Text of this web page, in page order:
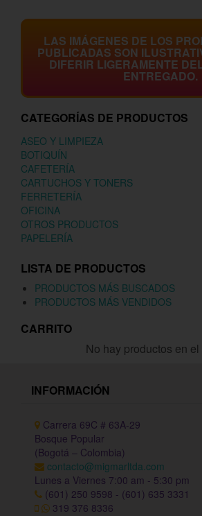
LAS IMÁGENES DE LOS
PUBLICADAS SON
DIFERIR LIGERAMENTE
ENTREGADO.
CATEGORÍAS DE PRODUCTOS
ASEO Y LIMPIEZA
BOTIQUÍN
CAFETERÍA
CARTUCHOS Y TONERS
FERRETERÍA
OFICINA
OTROS PRODUCTOS
PAPELERÍA
LISTA DE PRODUCTOS
PRODUCTOS MÁS BUSCADOS
PRODUCTOS MÁS VENDIDOS
CARRITO
No hay productos en el
INFORMACIÓN
Carrera 69C # 63A-29
Bosque Popular
(Bogotá – Colombia)
contacto@migmarltda.com
Lunes a Viernes 7:00 am - 5:30 pm
(601) 250 9598 - (601) 635 3331
319 376 8336